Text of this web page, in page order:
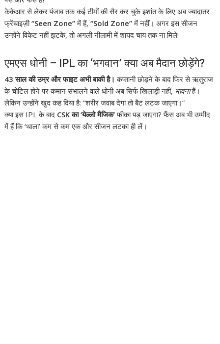
केकेआर से लेकर पंजाब तक कई टीमों की सैर कर चुके इशांत के लिए अब ज्यादातर
फ्रेंचाइज़ी“Seen Zone”में हैं,“Sold Zone”में नहीं। अगर इस सीजन
उन्होंने विकेट नहीं झटके, तो अगली नीलामी में शायद चाय तक ना मिले!
एमएस धोनी – IPL का ‘भगवान’ क्या अब मैदान छोड़ेंगे?
43 साल की उम्र और फाइट अभी बाकी है। कप्तानी छोड़ने के बाद फिर से ऋतुराज
के चोटिल होने पर कमान संभालने वाले धोनी अब सिर्फ खिलाड़ी नहीं, भावनाहैं।
लेकिन उन्होंने खुद कह दिया है: “शरीर जवाब देगा तो बैट लटक जाएगा।”
क्या इस IPL के बाद CSK का ‘येल्लो मैजिक’फीका पड़ जाएगा? फैंस अब भी उम्मीद
में हैं कि ‘थाला’ कम से कम एक और सीजन लटका ही लें।